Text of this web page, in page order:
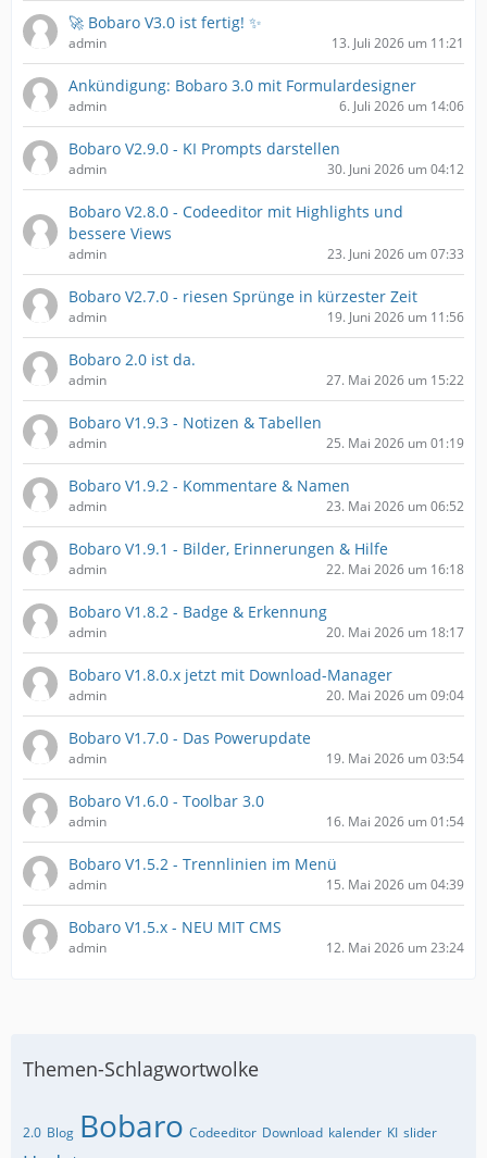
🚀 Bobaro V3.0 ist fertig! ✨
admin 13. Juli 2026 um 11:21
Ankündigung: Bobaro 3.0 mit Formulardesigner
admin 6. Juli 2026 um 14:06
Bobaro V2.9.0 - KI Prompts darstellen
admin 30. Juni 2026 um 04:12
Bobaro V2.8.0 - Codeeditor mit Highlights und
bessere Views
admin 23. Juni 2026 um 07:33
Bobaro V2.7.0 - riesen Sprünge in kürzester Zeit
admin 19. Juni 2026 um 11:56
Bobaro 2.0 ist da.
admin 27. Mai 2026 um 15:22
Bobaro V1.9.3 - Notizen & Tabellen
admin 25. Mai 2026 um 01:19
Bobaro V1.9.2 - Kommentare & Namen
admin 23. Mai 2026 um 06:52
Bobaro V1.9.1 - Bilder, Erinnerungen & Hilfe
admin 22. Mai 2026 um 16:18
Bobaro V1.8.2 - Badge & Erkennung
admin 20. Mai 2026 um 18:17
Bobaro V1.8.0.x jetzt mit Download-Manager
admin 20. Mai 2026 um 09:04
Bobaro V1.7.0 - Das Powerupdate
admin 19. Mai 2026 um 03:54
Bobaro V1.6.0 - Toolbar 3.0
admin 16. Mai 2026 um 01:54
Bobaro V1.5.2 - Trennlinien im Menü
admin 15. Mai 2026 um 04:39
Bobaro V1.5.x - NEU MIT CMS
admin 12. Mai 2026 um 23:24
Themen-Schlagwortwolke
2.0 Blog Bobaro Codeeditor Download kalender KI slider